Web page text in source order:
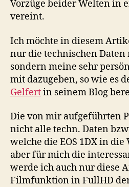
Vorzüge beider Welten in
vereint.
Ich möchte in diesem
nur die technischen
sondern meine sehr
mit dazugeben, so wie es
Gelfertin seinem Blog
Die von mir aufgeführten
nicht alle techn. Daten
welche die EOS 1DX in
aber für mich die
werde ich auch nur diese
Filmfunktion in FullHD